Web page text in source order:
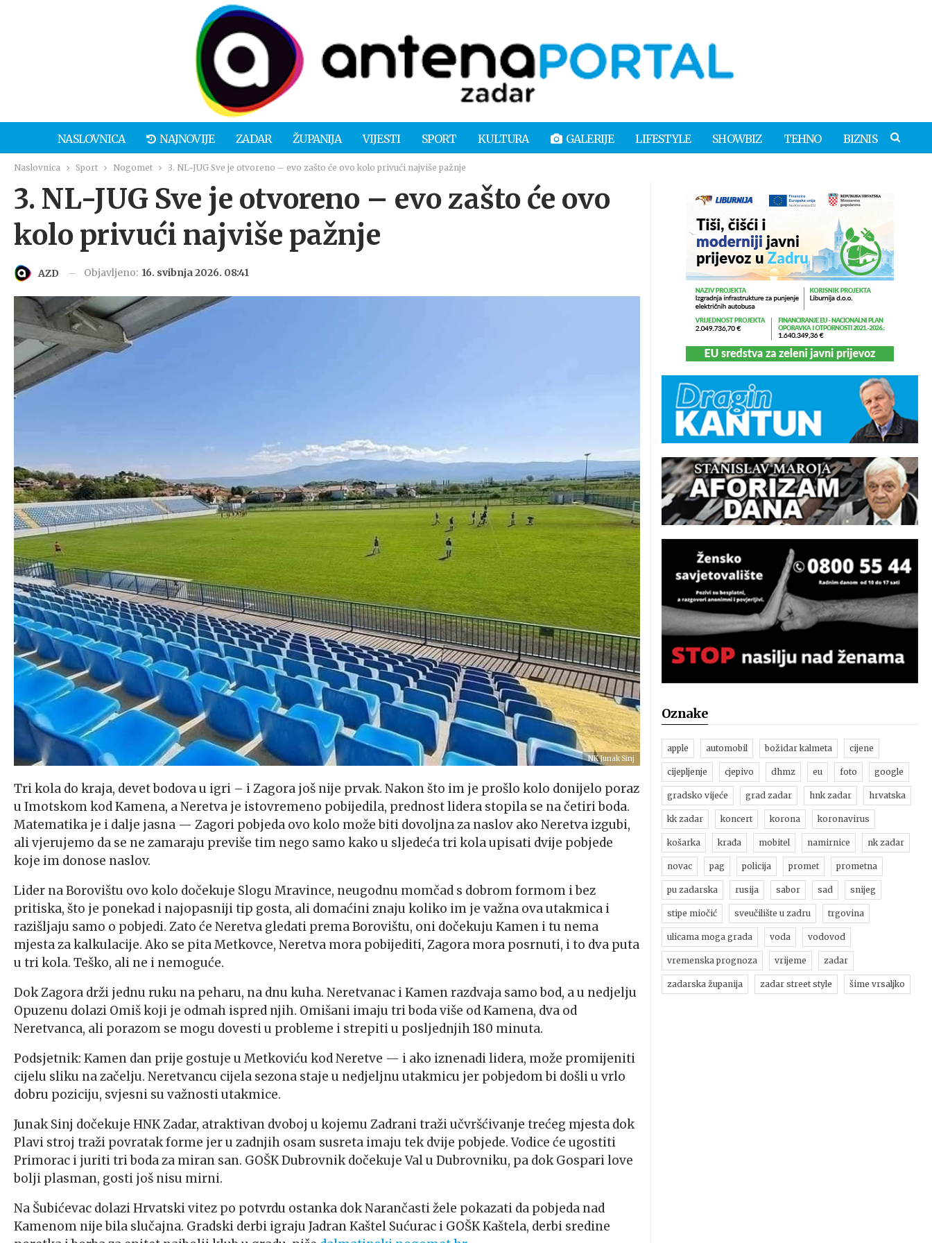
NASLOVNICA NAJNOVIJE ZADAR ŽUPANIJA VIJESTI SPORT KULTURA GALERIJE LIFESTYLE SHOWBIZ TEHNO BIZNIS
Naslovnica Sport Nogomet 3. NL-JUG Sve je otvoreno – evo zašto će ovo kolo privući najviše pažnje
3. NL-JUG Sve je otvoreno – evo zašto će ovo
kolo privući najviše pažnje
AZD Objavljeno: 16. svibnja 2026. 08:41
NK Junak Sinj
Tri kola do kraja, devet bodova u igri – i Zagora još nije prvak. Nakon što im je prošlo kolo donijelo poraz
u Imotskom kod Kamena, a Neretva je istovremeno pobijedila, prednost lidera stopila se na četiri boda.
Matematika je i dalje jasna — Zagori pobjeda ovo kolo može biti dovoljna za naslov ako Neretva izgubi,
ali vjerujemo da se ne zamaraju previše tim nego samo kako u sljedeća tri kola upisati dvije pobjede
koje im donose naslov.
Lider na Borovištu ovo kolo dočekuje Slogu Mravince, neugodnu momčad s dobrom formom i bez
pritiska, što je ponekad i najopasniji tip gosta, ali domaćini znaju koliko im je važna ova utakmica i
razišljaju samo o pobjedi. Zato će Neretva gledati prema Borovištu, oni dočekuju Kamen i tu nema
mjesta za kalkulacije. Ako se pita Metkovce, Neretva mora pobijediti, Zagora mora posrnuti, i to dva puta
u tri kola. Teško, ali ne i nemoguće.
Dok Zagora drži jednu ruku na peharu, na dnu kuha. Neretvanac i Kamen razdvaja samo bod, a u nedjelju
Opuzenu dolazi Omiš koji je odmah ispred njih. Omišani imaju tri boda više od Kamena, dva od
Neretvanca, ali porazom se mogu dovesti u probleme i strepiti u posljednjih 180 minuta.
Podsjetnik: Kamen dan prije gostuje u Metkoviću kod Neretve — i ako iznenadi lidera, može promijeniti
cijelu sliku na začelju. Neretvancu cijela sezona staje u nedjeljnu utakmicu jer pobjedom bi došli u vrlo
dobru poziciju, svjesni su važnosti utakmice.
Junak Sinj dočekuje HNK Zadar, atraktivan dvoboj u kojemu Zadrani traži učvršćivanje trećeg mjesta dok
Plavi stroj traži povratak forme jer u zadnjih osam susreta imaju tek dvije pobjede. Vodice će ugostiti
Primorac i juriti tri boda za miran san. GOŠK Dubrovnik dočekuje Val u Dubrovniku, pa dok Gospari love
bolji plasman, gosti još nisu mirni.
Na Šubićevac dolazi Hrvatski vitez po potvrdu ostanka dok Narančasti žele pokazati da pobjeda nad
Kamenom nije bila slučajna. Gradski derbi igraju Jadran Kaštel Sućurac i GOŠK Kaštela, derbi sredine
Oznake
apple automobil božidar kalmeta cijene
cijepljenje cjepivo dhmz eu foto google
gradsko vijeće grad zadar hnk zadar hrvatska
kk zadar koncert korona koronavirus
košarka krađa mobitel namirnice nk zadar
novac pag policija promet prometna
pu zadarska rusija sabor sad snijeg
stipe miočić sveučilište u zadru trgovina
ulicama moga grada voda vodovod
vremenska prognoza vrijeme zadar
zadarska županija zadar street style šime vrsaljko